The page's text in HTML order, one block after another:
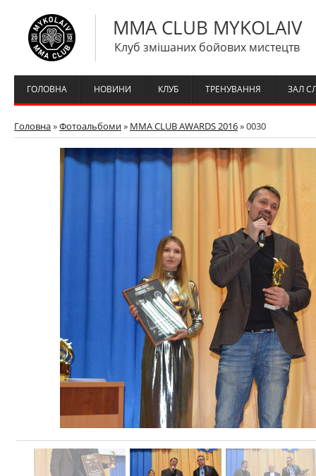
MMA CLUB MYKOLAIV
Клуб змішаних бойових мистецтв
ГОЛОВНА НОВИНИ КЛУБ ТРЕНУВАННЯ ЗАЛ
Головна»Фотоальбоми» MMA CLUB AWARDS 2016» 0030